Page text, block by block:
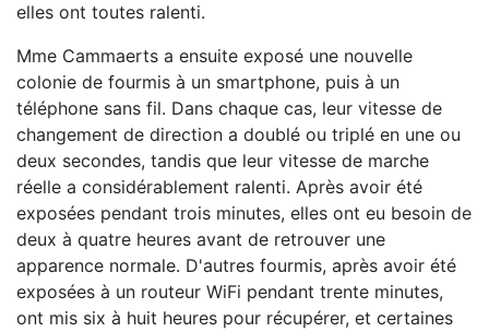
elles ont toutes ralenti.
Mme Cammaerts a ensuite exposé une nouvelle
colonie de fourmis à un smartphone, puis à un
téléphone sans fil. Dans chaque cas, leur vitesse de
changement de direction a doublé ou triplé en une ou
deux secondes, tandis que leur vitesse de marche
réelle a considérablement ralenti. Après avoir été
exposées pendant trois minutes, elles ont eu besoin de
deux à quatre heures avant de retrouver une
apparence normale. D'autres fourmis, après avoir été
exposées à un routeur WiFi pendant trente minutes,
ont mis six à huit heures pour récupérer, et certaines